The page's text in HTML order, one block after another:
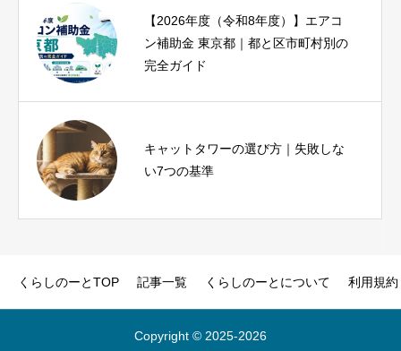
【2026年度（令和8年度）】エアコ
ン補助金 東京都｜都と区市町村別の
完全ガイド
キャットタワーの選び方｜失敗しな
い7つの基準
iPhone17eとiPhoneSE3を比較｜SE3
ユーザーが1分で結論を出せる診断つ
き
種類・費用・未経験から目指す方法
くらしのーとTOP 記事一覧 くらしのーとについて 利用規約
Copyright © 2025‐2026